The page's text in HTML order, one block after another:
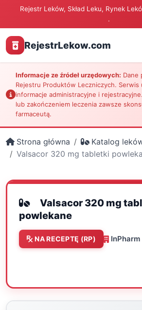
Rejestr Leków, Skład Leku, Rynek
.
RejestrLekow.com
Informacje ze źródeł urzędowych: Dane
Rejestru Produktów Leczniczych. Serwis
informacje administracyjne i
lub zakończeniem leczenia zawsze
farmaceutą.
Strona główna
Katalog
Valsacor 320 mg tabletki
Valsacor 320 mg
powlekane
NA RECEPTĘ (RP) InPharm